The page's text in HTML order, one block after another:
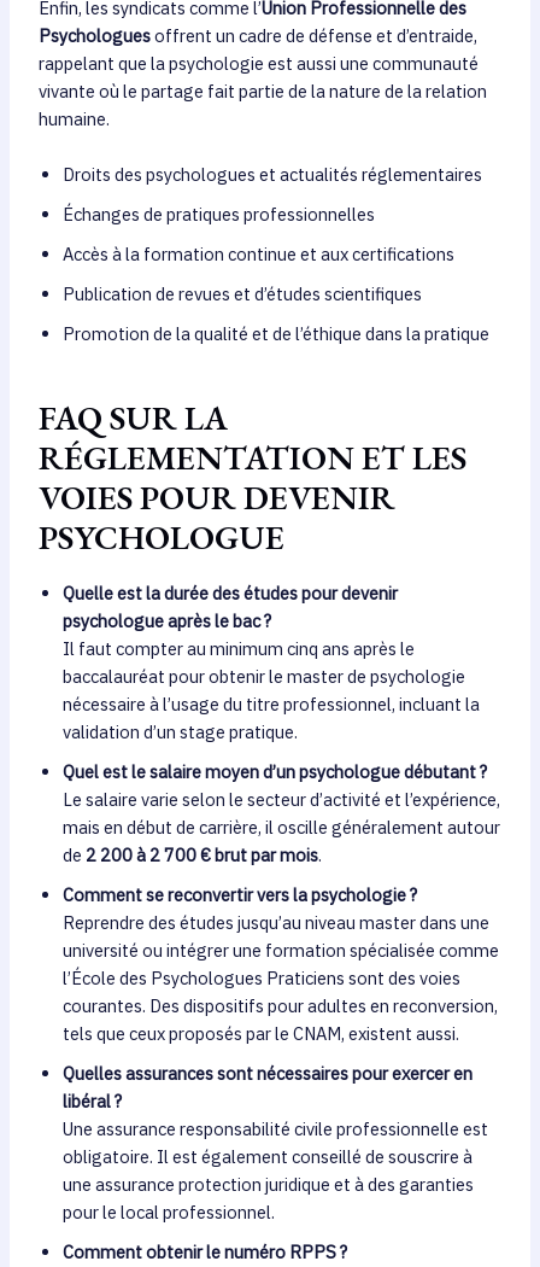
Enfin, les syndicats comme l’Union Professionnelle des
Psychologuesoffrent un cadre de défense et d’entraide,
rappelant que la psychologie est aussi une communauté
vivante où le partage fait partie de la nature de la relation
humaine.
Droits des psychologues et actualités réglementaires
Échanges de pratiques professionnelles
Accès à la formation continue et aux certifications
Publication de revues et d’études scientifiques
Promotion de la qualité et de l’éthique dans la pratique
FAQ SUR LA
RÉGLEMENTATION ET LES
VOIES POUR DEVENIR
PSYCHOLOGUE
Quelle est la durée des études pour devenir
psychologue après le bac ?
Il faut compter au minimum cinq ans après le
baccalauréat pour obtenir le master de psychologie
nécessaire à l’usage du titre professionnel, incluant la
validation d’un stage pratique.
Quel est le salaire moyen d’un psychologue débutant ?
Le salaire varie selon le secteur d’activité et l’expérience,
mais en début de carrière, il oscille généralement autour
de 2 200 à 2 700 € brut par mois.
Comment se reconvertir vers la psychologie ?
Reprendre des études jusqu’au niveau master dans une
université ou intégrer une formation spécialisée comme
l’École des Psychologues Praticiens sont des voies
courantes. Des dispositifs pour adultes en reconversion,
tels que ceux proposés par le CNAM, existent aussi.
Quelles assurances sont nécessaires pour exercer en
libéral ?
Une assurance responsabilité civile professionnelle est
obligatoire. Il est également conseillé de souscrire à
une assurance protection juridique et à des garanties
pour le local professionnel.
Comment obtenir le numéro RPPS ?